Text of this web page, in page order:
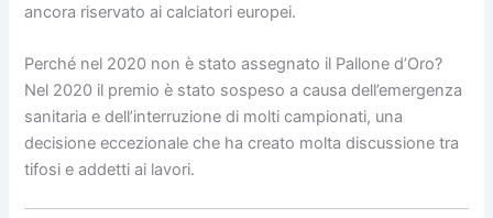
ancora riservato ai calciatori europei.
Perché nel 2020 non è stato assegnato il Pallone d’Oro?
Nel 2020 il premio è stato sospeso a causa dell’emergenza
sanitaria e dell’interruzione di molti campionati, una
decisione eccezionale che ha creato molta discussione tra
tifosi e addetti ai lavori.